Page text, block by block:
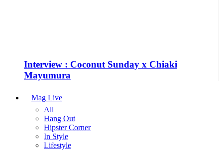
Interview : Coconut Sunday x Chiaki
Mayumura
Mag Live
All
Hang Out
Hipster Corner
In Style
Lifestyle